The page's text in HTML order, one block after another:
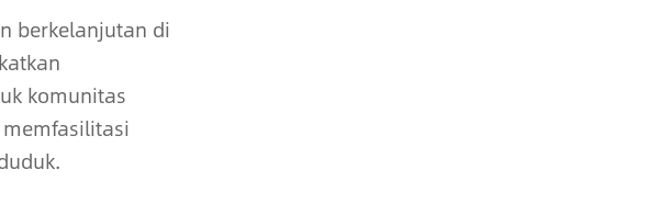
berkelanjutan di
komunitas